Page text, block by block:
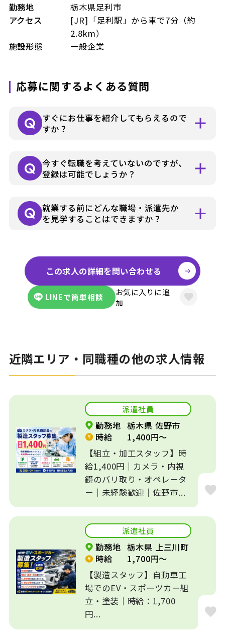
勤務地
栃木県足利市
アクセス
[JR]「足利駅」から車で7分（約
2.8km）
施設形態
一般企業
応募に関するよくある質問
すぐにお仕事を紹介してもらえるので
すか？
コーディネーターよりお仕事の詳細をお電
話やメールでお知らせいたします。
今すぐ転職を考えていないのですが、
登録は可能でしょうか？
ださい。
就業する前にどんな職場・派遣先か
を見学することはできますか？
し、見学にゆくさ担当者が同行して、派遣
先に伺うことも可能です。
この求人の詳細を問い合わせる
LINEで簡単相談
お気に入りに追
加
近隣エリア・同職種の他の求人情報
派遣社員
勤務地 栃木県 佐野市
時給
1,400円～
【組立・加工スタッフ】時
給1,400円｜カメラ・内視
鏡のバリ取り・オペレータ
ー｜未経験歓迎｜佐野市...
派遣社員
勤務地 栃木県 上三川町
時給
1,700円～
【製造スタッフ】自動車工
場でのEV・スポーツカー組
立・塗装｜時給：1,700
円...